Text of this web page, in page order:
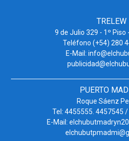
TRELEW
9 de Julio 329 - 1º Piso
Teléfono (+54) 280
E-Mail:
PUERTO
Roque Sáenz
Tel: 4455555. 4457545
E-Mail: